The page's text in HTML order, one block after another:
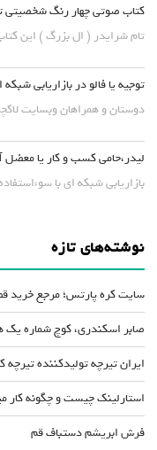
کتاب صوتی چهار رنگ شخصیتی
تام شرایدر ( ال بزرگ ) این
توجیه یا فالو در بازاریابی
دوستان و همراهان وبسایت
لیدر،حامی کسب و کار یا معضل
بازاریابی شبکه ای با
نوشته‌های تازه
سایت کره پارتس؛ مرجع خرید
صابر اسکندری، کوچ شماره
ایران تیرچه تولیدکننده
استارلینک چیست و چگونه کار
فرش ابریشم دستباف قم